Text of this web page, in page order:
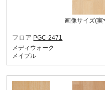
画像サイズ(
フロア PGC-2471
メディウォーク
メイプル